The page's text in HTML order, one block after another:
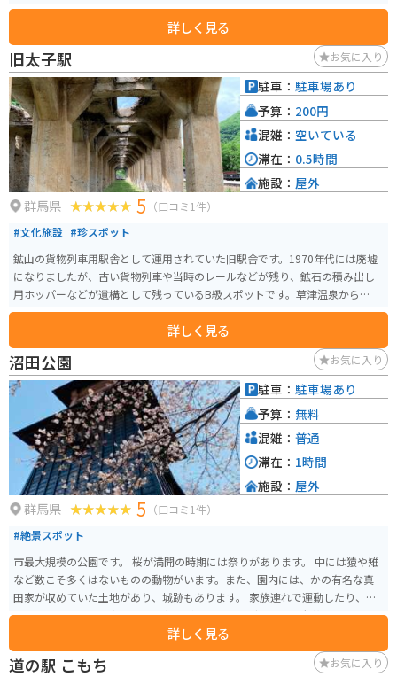
は十一面千手観音菩薩で、心の安寧を求めて多くの参拝者が訪れます。 寺院
の周囲には美しい自然が広がり、四季折々の風景を楽しむことができます。
特に春の桜や秋の紅葉の時期には、多くの観光客が訪れます。また、境内に
は六角堂や水澤不動尊、鐘楼などの見どころも多く、散策しながら歴史と自
然を感じることができます。さらに、近隣には名物の「水沢うどん」を楽し
める飲食店もあり、観光の後の食事にも最適です。
詳しく見る
旧太子駅 お気に入り
群馬県 5 （口コミ1件）
#文化施設 #珍スポット
鉱山の貨物列車用駅舎として運用されていた旧駅舎です。1970年代には廃墟
になりましたが、古い貨物列車や当時のレールなどが残り、鉱石の積み出し
用ホッパーなどが遺構として残っているB級スポットです。草津温泉からも近
く、近くには野反湖などがあるので合わせていくのがオススメです。
詳しく見る
駐車： 駐車場あり
予算： 200円
混雑： 空いている
滞在： 0.5時間
施設： 屋外
沼田公園 お気に入り
群馬県 5 （口コミ1件）
#絶景スポット
市最大規模の公園です。 桜が満開の時期には祭りがあります。 中には猿や雉
など数こそ多くはないものの動物がいます。また、園内には、かの有名な真
田家が収めていた土地があり、城跡もあります。 家族連れで運動したり、デ
ートの一休みでよる方もいれば老人がウォーキングしたりと老若男女問わず
詳しく見る
駐車： 駐車場あり
予算： 無料
混雑： 普通
滞在： 1時間
施設： 屋外
道の駅 こもち お気に入り